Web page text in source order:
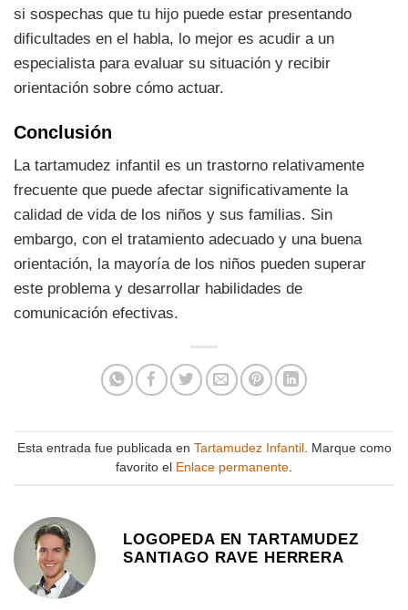
si sospechas que tu hijo puede estar presentando
dificultades en el habla, lo mejor es acudir a un
especialista para evaluar su situación y recibir
orientación sobre cómo actuar.
Conclusión
La tartamudez infantil es un trastorno relativamente
frecuente que puede afectar significativamente la
calidad de vida de los niños y sus familias. Sin
embargo, con el tratamiento adecuado y una buena
orientación, la mayoría de los niños pueden superar
este problema y desarrollar habilidades de
comunicación efectivas.
Esta entrada fue publicada en Tartamudez Infantil . Marque como
favorito el Enlace permanente.
LOGOPEDA EN TARTAMUDEZ
SANTIAGO RAVE HERRERA